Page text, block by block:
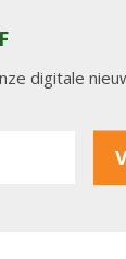
digitale